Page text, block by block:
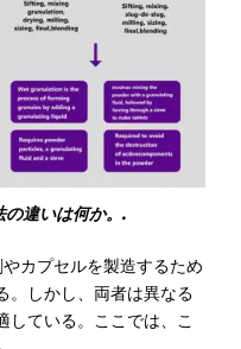
違いは何か。.
カプセルを製造するため
。しかし、両者は異なる
している。ここでは、こ